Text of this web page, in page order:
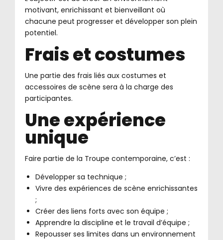
motivant, enrichissant et bienveillant où
chacune peut progresser et développer son plein
potentiel.
Frais et costumes
Une partie des frais liés aux costumes et
accessoires de scène sera à la charge des
participantes.
Une expérience
unique
Faire partie de la Troupe contemporaine, c’est :
Développer sa technique ;
Vivre des expériences de scène enrichissantes
;
Créer des liens forts avec son équipe ;
Apprendre la discipline et le travail d’équipe ;
Repousser ses limites dans un environnement